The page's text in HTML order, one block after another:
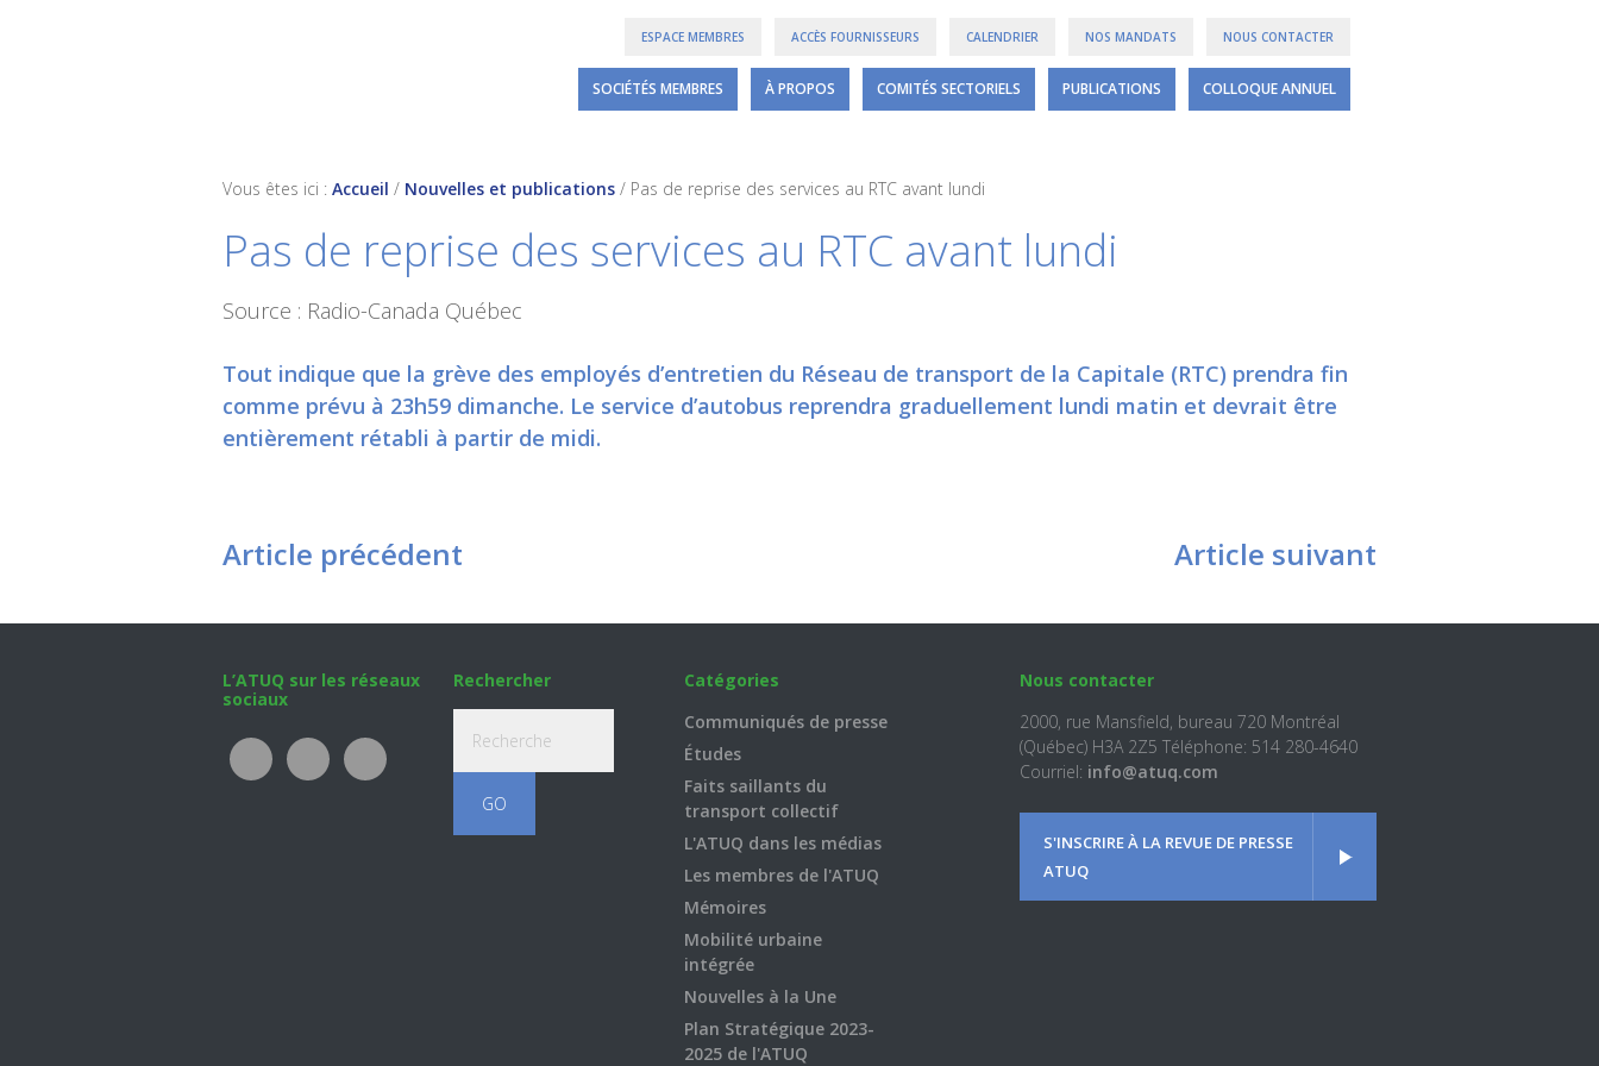
ESPACE MEMBRES ACCÈS FOURNISSEURS CALENDRIER NOS MANDATS NOUS CONTACTER
SOCIÉTÉS MEMBRES À PROPOS COMITÉS SECTORIELS PUBLICATIONS COLLOQUE ANNUEL
Vous êtes ici : Accueil / Nouvelles et publications / Pas de reprise des services au RTC avant lundi
Pas de reprise des services au RTC avant lundi
Source : Radio-Canada Québec
Tout indique que la grève des employés d’entretien du Réseau de transport de la Capitale (RTC) prendra fin
comme prévu à 23h59 dimanche. Le service d’autobus reprendra graduellement lundi matin et devrait être
entièrement rétabli à partir de midi.
Article précédent Article suivant
L’ATUQ sur les réseaux
sociaux
Rechercher
Catégories
Communiqués de presse
Études
Faits saillants du
transport collectif
L'ATUQ dans les médias
Les membres de l'ATUQ
Mémoires
Mobilité urbaine
intégrée
Nouvelles à la Une
Plan Stratégique 2023-
2025 de l'ATUQ
Nous contacter
2000, rue Mansfield, bureau 720 Montréal
(Québec) H3A 2Z5 Téléphone: 514 280-4640
Courriel: info@atuq.com
S'INSCRIRE À LA REVUE DE PRESSE
ATUQ